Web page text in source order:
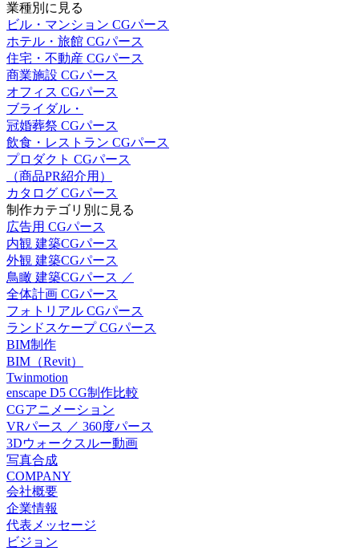
業種別に見る
ビル・マンション CGパース
ホテル・旅館 CGパース
住宅・不動産 CGパース
商業施設 CGパース
オフィス CGパース
ブライダル・
冠婚葬祭 CGパース
飲食・レストラン CGパース
プロダクト CGパース
（商品PR紹介用）
カタログ CGパース
制作カテゴリ別に見る
広告用 CGパース
内観 建築CGパース
外観 建築CGパース
鳥瞰 建築CGパース ／
全体計画 CGパース
フォトリアル CGパース
ランドスケープ CGパース
BIM制作
BIM（Revit）
Twinmotion
enscape D5 CG制作比較
CGアニメーション
VRパース ／ 360度パース
3Dウォークスルー動画
写真合成
COMPANY
会社概要
企業情報
代表メッセージ
ビジョン